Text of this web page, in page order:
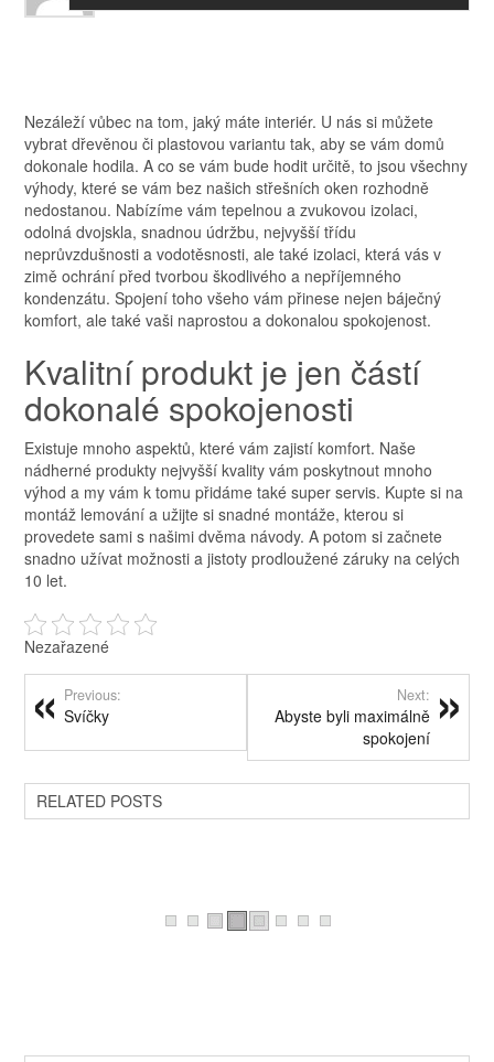
Nezáleží vůbec na tom, jaký máte interiér. U nás si můžete
vybrat dřevěnou či plastovou variantu tak, aby se vám domů
dokonale hodila. A co se vám bude hodit určitě, to jsou všechny
výhody, které se vám bez našichstřešních oken rozhodně
nedostanou. Nabízíme vám tepelnou a zvukovou izolaci,
odolná dvojskla, snadnou údržbu, nejvyšší třídu
neprůvzdušnosti a vodotěsnosti, ale také izolaci, která vás v
zimě ochrání před tvorbou škodlivého a nepříjemného
kondenzátu. Spojení toho všeho vám přinese nejen báječný
komfort, ale také vaši naprostou a dokonalou spokojenost.
Kvalitní produkt je jen částí
dokonalé spokojenosti
Existuje mnoho aspektů, které vám zajistí komfort. Naše
nádherné produkty nejvyšší kvality vám poskytnout mnoho
výhod a my vám k tomu přidáme také super servis. Kupte si na
montáž lemování a užijte si snadné montáže, kterou si
provedete sami s našimi dvěma návody. A potom si začnete
snadno užívat možnosti a jistoty prodloužené záruky na celých
10 let.
Nezařazené
Previous:
Svíčky
Next:
Abyste byli maximálně
spokojení
RELATED POSTS